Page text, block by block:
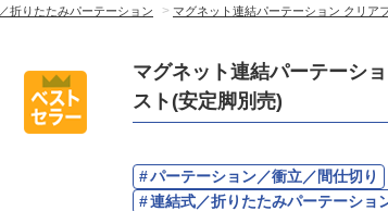
折りたたみパーテーション > マグネット連結パーテーション クリア
マグネット連結パーテーシ
スト(安定脚別売)
パーテーション／衝立／間仕切り
連結式／折りたたみパーテーショ